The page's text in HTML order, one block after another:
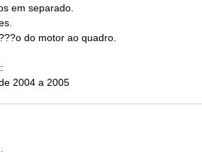
em separado.
do motor ao quadro.
2004 a 2005